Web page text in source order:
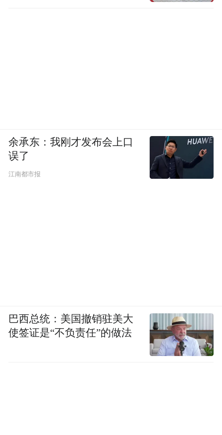
余承东：我刚才发布会上口
误了
江南都市报
巴西总统：美国撤销驻美大
使签证是“不负责任”的做法